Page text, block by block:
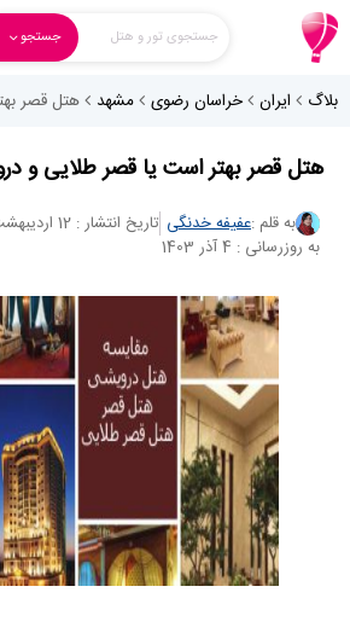
جستجوی تور و هتل جستجو
بلاگ ایران خراسان رضوی مشهد هتل قصر
هتل قصر بهتر است یا قصر طلایی و
به قلم :عفیفه خدنگی تاریخ انتشار : 12 اردیبهشت 1401
به روزرسانی : 4 آذر 1403